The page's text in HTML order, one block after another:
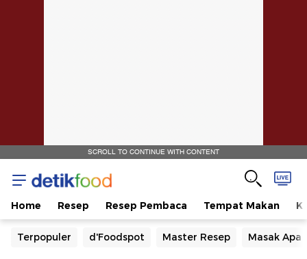
SCROLL TO CONTINUE WITH CONTENT
Home Resep Resep Pembaca Tempat Makan
Terpopuler d'Foodspot Master Resep Masak Apa